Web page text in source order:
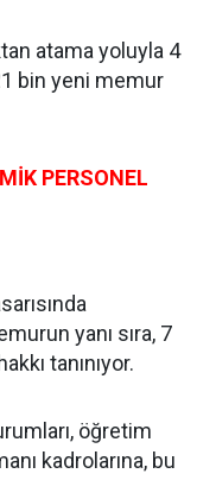
atama yoluyla 4
bin yeni memur
PERSONEL
yanı sıra, 7
tanınıyor.
öğretim
kadrolarına, bu